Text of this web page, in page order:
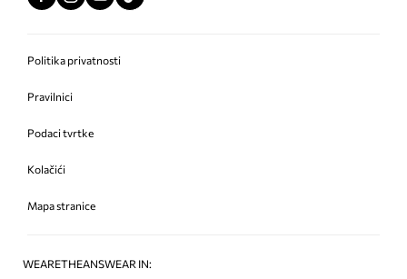
Politika privatnosti
Pravilnici
Podaci tvrtke
Kolačići
Mapa stranice
WEARETHEANSWEAR IN: